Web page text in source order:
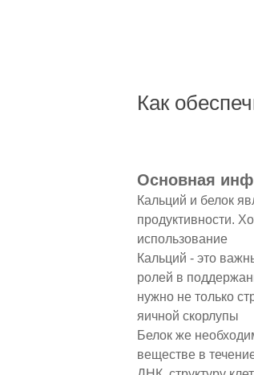
Как
Основная
Кальций и белок
продуктивности.
использование
Кальций - это
ролей в
нужно не только
яичной скорлупы
Белок же
веществе в